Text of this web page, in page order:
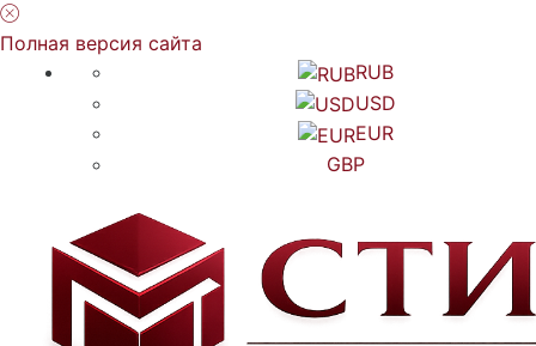
Полная версия сайта
RUB
USD
EUR
GBP